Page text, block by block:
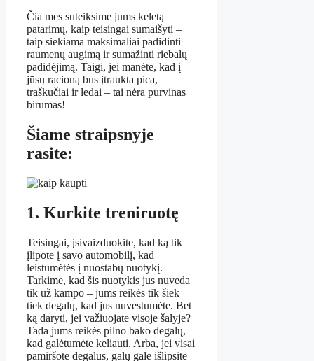
Čia mes suteiksime jums keletą
patarimų, kaip teisingai sumaišyti –
taip siekiama maksimaliai padidinti
raumenų augimą ir sumažinti riebalų
padidėjimą. Taigi, jei manėte, kad į
jūsų racioną bus įtraukta pica,
traškučiai ir ledai – tai nėra purvinas
birumas!
Šiame straipsnyje
rasite:
1. Kurkite treniruotę
Teisingai, įsivaizduokite, kad ką tik
įlipote į savo automobilį, kad
leistumėtės į nuostabų nuotykį.
Tarkime, kad šis nuotykis jus nuveda
tik už kampo – jums reikės tik šiek
tiek degalų, kad jus nuvestumėte. Bet
ką daryti, jei važiuojate visoje šalyje?
Tada jums reikės pilno bako degalų,
kad galėtumėte keliauti. Arba, jei visai
pamiršote degalus, galų gale išlipsite